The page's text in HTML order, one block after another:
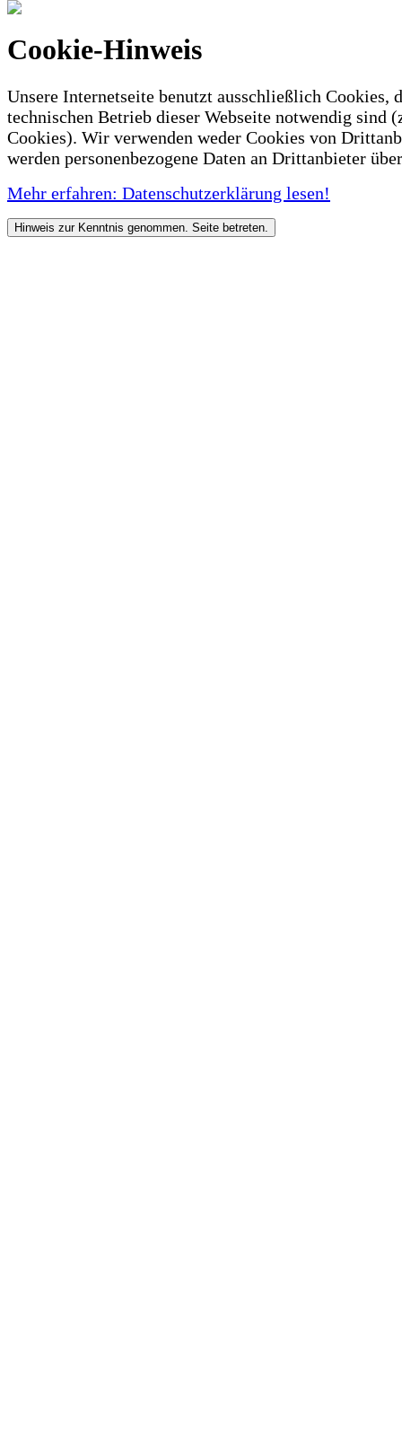
Cookie-Hinweis
Unsere Internetseite benutzt ausschließlich Cookies,
technischen Betrieb dieser Webseite notwendig sind
Cookies). Wir verwenden weder Cookies von
werden personenbezogene Daten an Drittanbieter
Mehr erfahren: Datenschutzerklärung lesen!
Hinweis zur Kenntnis genommen. Seite betreten.